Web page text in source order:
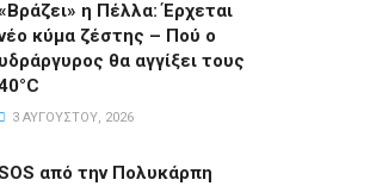
η Πέλλα: Έρχεται
κύμα ζέστης – Πού ο
υδράργυρος θα αγγίξει τους
3 ΑΥΓΟΎΣΤΟΥ, 2026
από την Πολυκάρπη